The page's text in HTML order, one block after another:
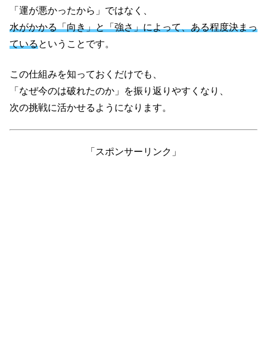
「運が悪かったから」ではなく、
水がかかる「向き」と「強さ」によって、ある程度決まっ
ているということです。
この仕組みを知っておくだけでも、
「なぜ今のは破れたのか」を振り返りやすくなり、
次の挑戦に活かせるようになります。
「スポンサーリンク」